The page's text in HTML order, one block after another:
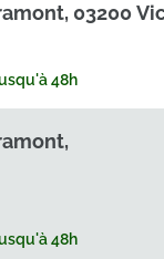
03200
48h
48h